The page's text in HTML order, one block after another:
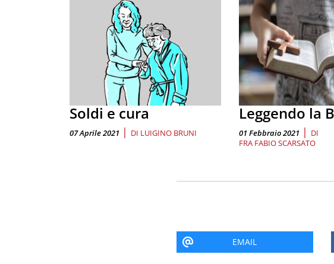
Soldi e cura
07 Aprile 2021 | DI LUIGINO BRUNI
Leggendo la
01 Febbraio 2021 | DI
FRA FABIO SCARSATO
EMAIL